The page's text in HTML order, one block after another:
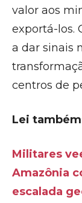
valor aos
exportá-los.
a dar sinais
centros de
Lei
Militares
Amazônia
escalada